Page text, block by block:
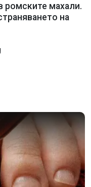
ромските махали.
на